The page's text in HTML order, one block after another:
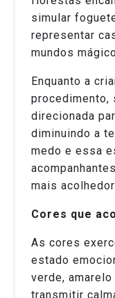
simular
representar
mundos
Enquanto a
procedimento,
direcionada
diminuindo a
medo e essa
mais
Cores que
As cores
estado
verde,
transmitir